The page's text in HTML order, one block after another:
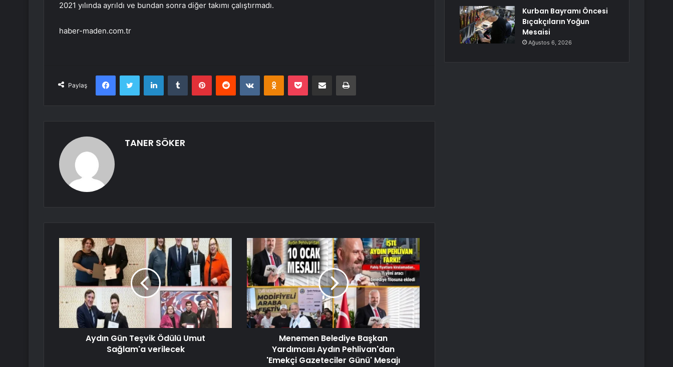
2021 yılında ayrıldı ve bundan sonra diğer takımı çalıştırmadı.
haber-maden.com.tr
Paylaş
FacebookTwitter LinkedInTumblr PinterestReddit VKontakteOdnoklassniki
Pocket E-Posta ile paylaş Yazdır
TANER SÖKER
Aydın Gün Teşvik Ödülü Umut
Sağlam'a verilecek
Menemen Belediye Başkan
Yardımcısı Aydın Pehlivan'dan
'Emekçi Gazeteciler Günü' Mesajı
Kurban Bayramı Öncesi
Bıçakçıların Yoğun
Mesaisi
Ağustos 6, 2026